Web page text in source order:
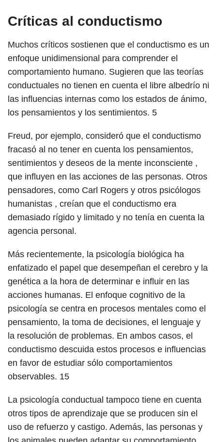
Críticas al conductismo
Muchos críticos sostienen que el conductismo es un
enfoque unidimensional para comprender el
comportamiento humano. Sugieren que las teorías
conductuales no tienen en cuenta el libre albedrío ni
las influencias internas como los estados de ánimo,
los pensamientos y los sentimientos. 5
Freud, por ejemplo, consideró que el conductismo
fracasó al no tener en cuenta los pensamientos,
sentimientos y deseos de la mente inconsciente ,
que influyen en las acciones de las personas. Otros
pensadores, como Carl Rogers y otros psicólogos
humanistas , creían que el conductismo era
demasiado rígido y limitado y no tenía en cuenta la
agencia personal.
Más recientemente, la psicología biológica ha
enfatizado el papel que desempeñan el cerebro y la
genética a la hora de determinar e influir en las
acciones humanas. El enfoque cognitivo de la
psicología se centra en procesos mentales como el
pensamiento, la toma de decisiones, el lenguaje y
la resolución de problemas. En ambos casos, el
conductismo descuida estos procesos e influencias
en favor de estudiar sólo comportamientos
observables. 15
La psicología conductual tampoco tiene en cuenta
otros tipos de aprendizaje que se producen sin el
uso de refuerzo y castigo. Además, las personas y